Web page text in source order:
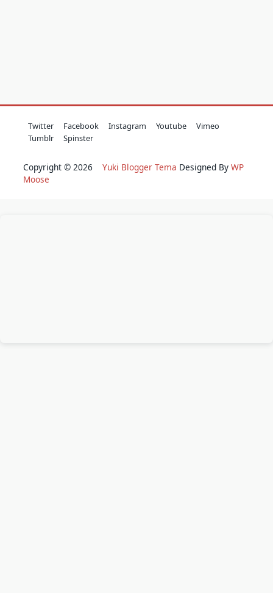
Twitter Facebook Instagram Youtube
Vimeo
Tumblr
Spinster
Copyright © 2026 Yuki Blogger Tema Designed By WP
Moose